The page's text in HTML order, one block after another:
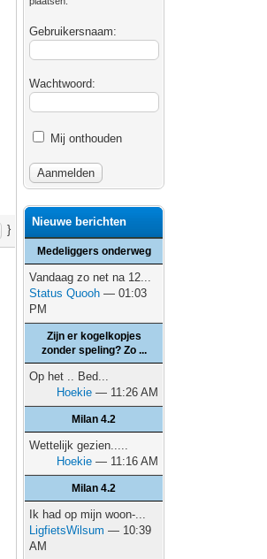
}
Gebruikersnaam:
Wachtwoord:
Mij onthouden
Nieuwe berichten
Medeliggers onderweg
Vandaag zo net na 12...
Status Quooh — 01:03
PM
Zijn er kogelkopjes
zonder speling? Zo ...
Op het .. Bed...
Hoekie — 11:26 AM
Milan 4.2
Wettelijk gezien.....
Hoekie — 11:16 AM
Milan 4.2
Ik had op mijn woon-...
LigfietsWilsum — 10:39
AM